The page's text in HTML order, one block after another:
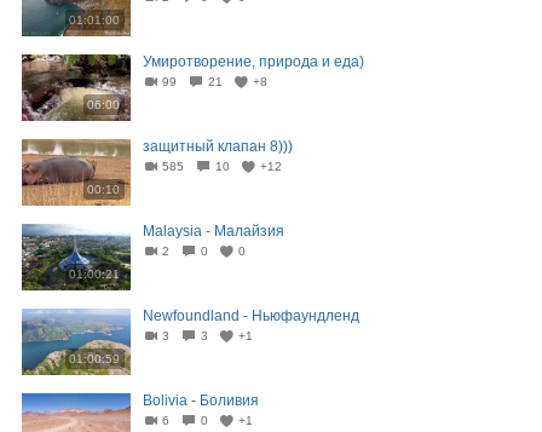
01:01:00
06:00
Умиротворение, природа и еда)
99 21 +8
00:10
защитный клапан 8)))
585 10 +12
01:00:21
Malaysia - Малайзия
2 0 0
01:00:59
Newfoundland - Ньюфаундленд
3 3 +1
Bolivia - Боливия
6 0 +1